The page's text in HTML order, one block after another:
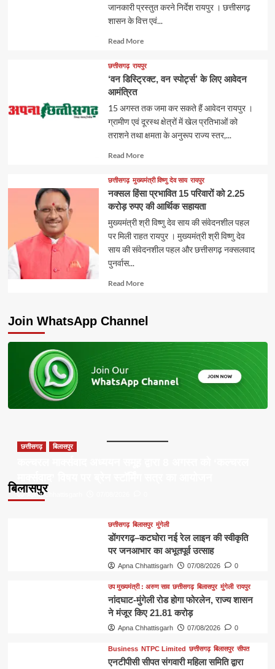
जानकारी प्रस्तुत करने निर्देश रायपुर । छत्तीसगढ़
शासन के वित्त एवं...
Read MoreRead
about
छत्तीसगढ़ रायपुर
‘वन डिस्ट्रिक्ट, वन स्पोर्ट्स’ के लिए आवेदन
आमंत्रित
15 अगस्त तक जमा कर सकते हैं आवेदन रायपुर ।
ग्रामीण एवं दूरस्थ क्षेत्रों में खेल प्रतिभाओं को
तराशने तथा क्षमता के अनुरूप राज्य स्तर,...
Read MoreRead
about
छत्तीसगढ़ मुख्यमंत्री विष्णु देव साय रायपुर
नक्सल हिंसा प्रभावित 15 परिवारों को 2.25
करोड़ रुपए की आर्थिक सहायता
मुख्यमंत्री श्री विष्णु देव साय की संवेदनशील पहल
पर मिली राहत रायपुर । मुख्यमंत्री श्री विष्णु देव
साय की संवेदनशील पहल और छत्तीसगढ़ नक्सलवाद
पुनर्वास...
Read MoreRead
Join WhatsApp Channel
बिलासपुर
छत्तीसगढ़ बिलासपुर
Apna Chhattisgarh
छत्तीसगढ़ बिलासपुर मुंगेली
डोंगरगढ़–कटघोरा नई रेल लाइन की स्वीकृति
पर जनआभार का अभूतपूर्व उत्साह
Apna Chhattisgarh 07/08/2026 0
उप मुख्यमंत्री : अरुण साव छत्तीसगढ़ बिलासपुर मुंगेली रायपुर
नांदघाट-मुंगेली रोड होगा फोरलेन, राज्य शासन
ने मंजूर किए 21.81 करोड़
Apna Chhattisgarh 07/08/2026 0
Business NTPC Limited छत्तीसगढ़ बिलासपुर सीपत
एनटीपीसी सीपत संगवारी महिला समिति द्वारा